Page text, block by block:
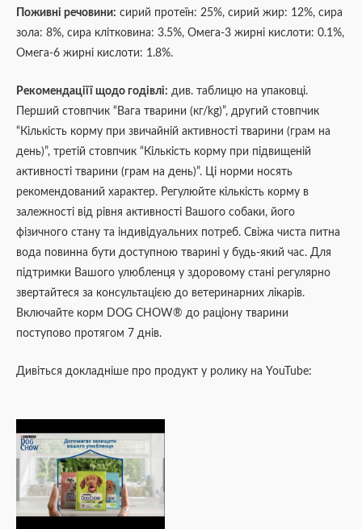
Поживні речовини: сирий протеїн: 25%, сирий жир: 12%, сира
зола: 8%, сира клітковина: 3.5%, Омега-3 жирні кислоти: 0.1%,
Омега-6 жирні кислоти: 1.8%.
Рекомендаціїї щодо годівлі: див. таблицю на упаковці.
Перший стовпчик “Вага тварини (кг/kg)”, другий стовпчик
“Кількість корму при звичайній активності тварини (грам на
день)”, третій стовпчик “Кількість корму при підвищеній
активності тварини (грам на день)”. Ці норми носять
рекомендований характер. Регулюйте кількість корму в
залежності від рівня активності Вашого собаки, його
фізичного стану та індивідуальних потреб. Свіжа чиста питна
вода повинна бути доступною тварині у будь-який час. Для
підтримки Вашого улюбленця у здоровому стані регулярно
звертайтеся за консультацією до ветеринарних лікарів.
Включайте корм DOG CHOW® до раціону тварини
поступово протягом 7 днів.
Дивіться докладніше про продукт у ролику на YouTube: